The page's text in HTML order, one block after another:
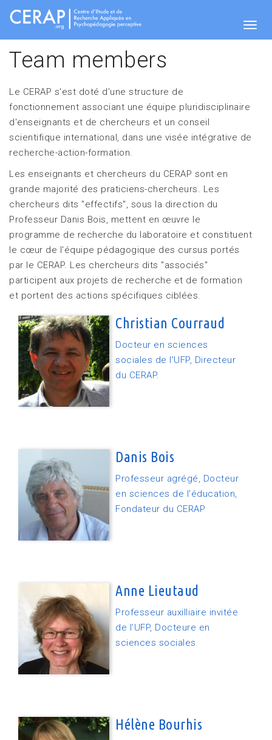
Skip
main
content
Team members
Le CERAP s'est doté d'une structure de
fonctionnement associant une équipe pluridisciplinaire
d'enseignants et de chercheurs et un conseil
scientifique international, dans une visée intégrative de
recherche-action-formation.
Les enseignants et chercheurs du CERAP sont en
grande majorité des praticiens-chercheurs. Les
chercheurs dits "effectifs", sous la direction du
Professeur Danis Bois, mettent en œuvre le
programme de recherche du laboratoire et constituent
le cœur de l'équipe pédagogique des cursus portés
par le CERAP. Les chercheurs dits "associés"
participent aux projets de recherche et de formation
et portent des actions spécifiques ciblées.
Christian Courraud
Docteur en sciences
sociales de l'UFP, Directeur
du CERAP.
Danis Bois
Professeur agrégé, Docteur
en sciences de l'éducation,
Fondateur du CERAP
Anne Lieutaud
Professeur auxilliaire invitée
de l'UFP, Docteure en
sciences sociales
Hélène Bourhis